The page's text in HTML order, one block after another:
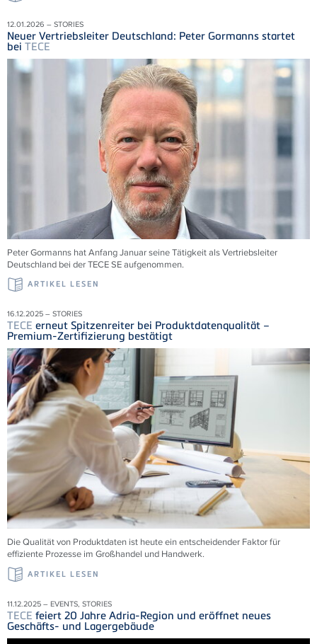
12.01.2026 – STORIES
Neuer Vertriebsleiter Deutschland: Peter Gormanns startet
bei TECE
Peter Gormanns hat Anfang Januar seine Tätigkeit als Vertriebsleiter
Deutschland bei derTECESE aufgenommen.
ARTIKEL LESEN
16.12.2025 – STORIES
TECE erneut Spitzenreiter bei Produktdatenqualität –
Premium-Zertifizierung bestätigt
Die Qualität von Produktdaten ist heute ein entscheidender Faktor für
effiziente Prozesse im Großhandel und Handwerk.
ARTIKEL LESEN
11.12.2025 – EVENTS, STORIES
TECE feiert 20 Jahre Adria-Region und eröffnet neues
Geschäfts- und Lagergebäude